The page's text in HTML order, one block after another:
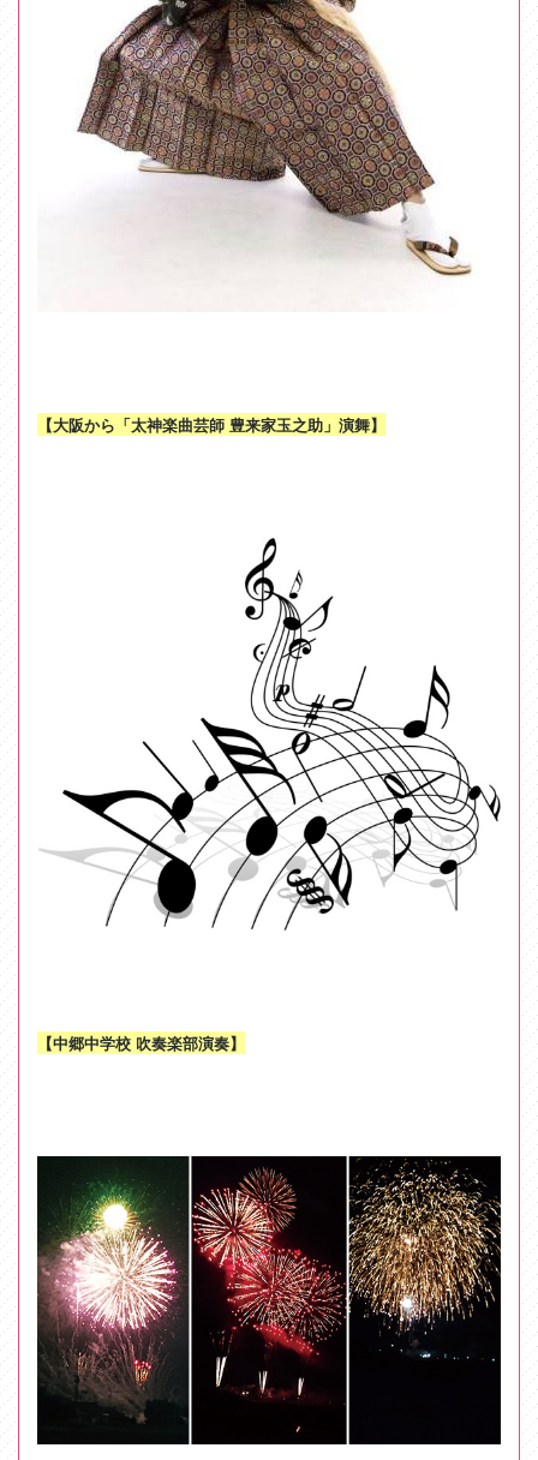
【大阪から「太神楽曲芸師 豊来家玉之助」演舞】
【中郷中学校 吹奏楽部演奏】